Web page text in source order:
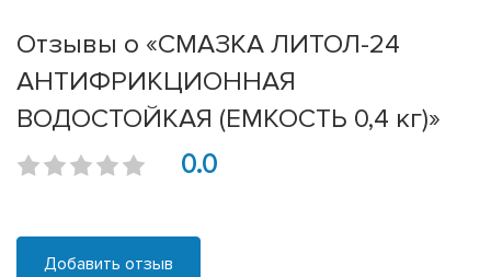
Отзывы о «СМАЗКА ЛИТОЛ-24
АНТИФРИКЦИОННАЯ
ВОДОСТОЙКАЯ (ЕМКОСТЬ 0,4 кг)»
0.0
Добавить отзыв